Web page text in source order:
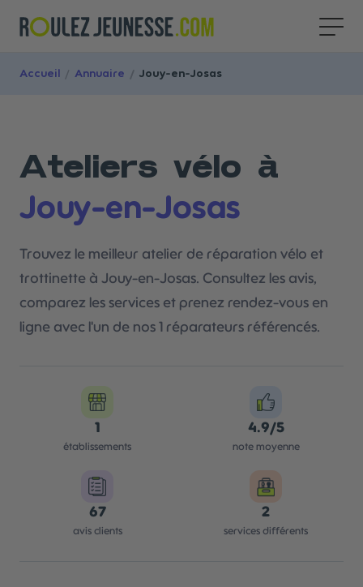
Accueil / Annuaire / Jouy-en-Josas
Ateliers vélo à
Jouy-en-Josas
Trouvez le meilleur atelier de réparation vélo et
trottinette à Jouy-en-Josas. Consultez les avis,
comparez les services et prenez rendez-vous en
ligne avec l'un de nos 1 réparateurs référencés.
1
établissements
4.9/5
note moyenne
67
avis clients
2
services différents